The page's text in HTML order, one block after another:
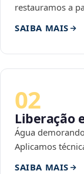
restauramos a
SAIBA MAIS
02
Liberação
Água
Aplicamos
SAIBA MAIS